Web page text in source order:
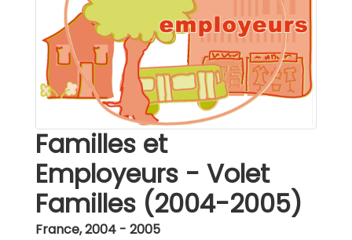
Familles et
Employeurs - Volet
Familles (2004-2005)
France,2004 - 2005